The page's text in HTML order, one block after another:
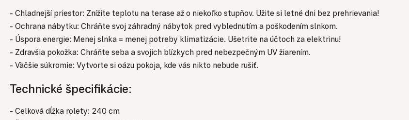
- Chladnejší priestor: Znížite teplotu na terase až o niekoľko stupňov. Užite si letné dni bez prehrievania!
- Ochrana nábytku: Chráňte svoj záhradný nábytok pred vyblednutím a poškodením slnkom.
- Úspora energie: Menej slnka = menej potreby klimatizácie. Ušetrite na účtoch za elektrinu!
- Zdravšia pokožka: Chráňte seba a svojich blízkych pred nebezpečným UV žiarením.
- Väčšie súkromie: Vytvorte si oázu pokoja, kde vás nikto nebude rušiť.
Technické špecifikácie:
- Celková dĺžka rolety: 240 cm